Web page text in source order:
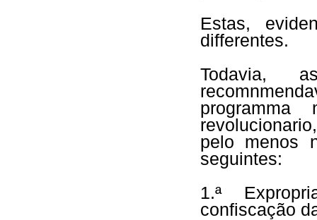
Estas,
differentes.
pelo menos
seguintes:
1.ª
confiscação